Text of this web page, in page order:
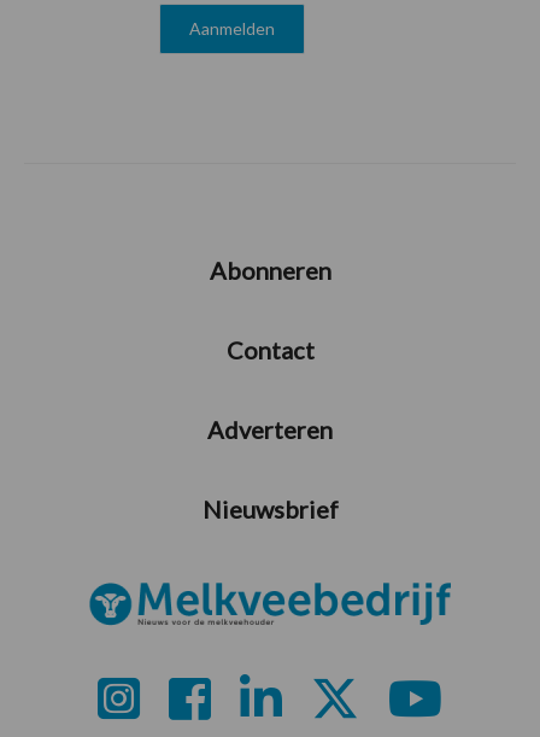
Abonneren
Contact
Adverteren
Nieuwsbrief